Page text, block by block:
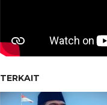
TERKAIT